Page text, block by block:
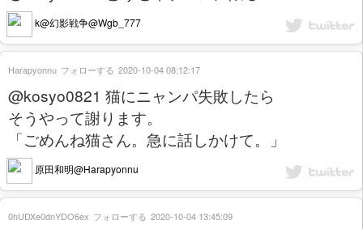
k@幻影戦争@Wgb_777
@kosyo0821 猫にニャンパ失敗したら
そうやって謝ります。
「ごめんね猫さん。急に話しかけて。」
原田和明@Harapyonnu
Harapyonnu フォローする 2020-10-04 08:12:17
0hUDXe0dnYDO6ex フォローする 2020-10-04 13:45:09